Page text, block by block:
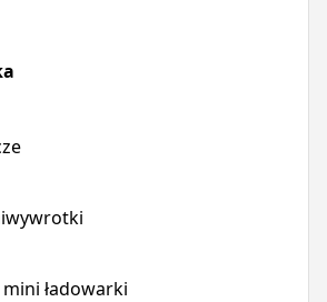
ładowarki